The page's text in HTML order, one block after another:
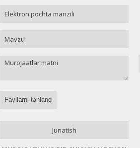
Fayllarni tanlang
Junatish